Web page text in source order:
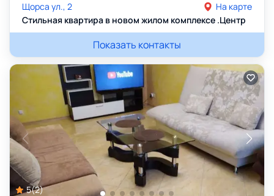
Щорса ул., 2
На карте
Стильная квартира в новом жилом комплексе .Центр
Показать контакты
5(2)